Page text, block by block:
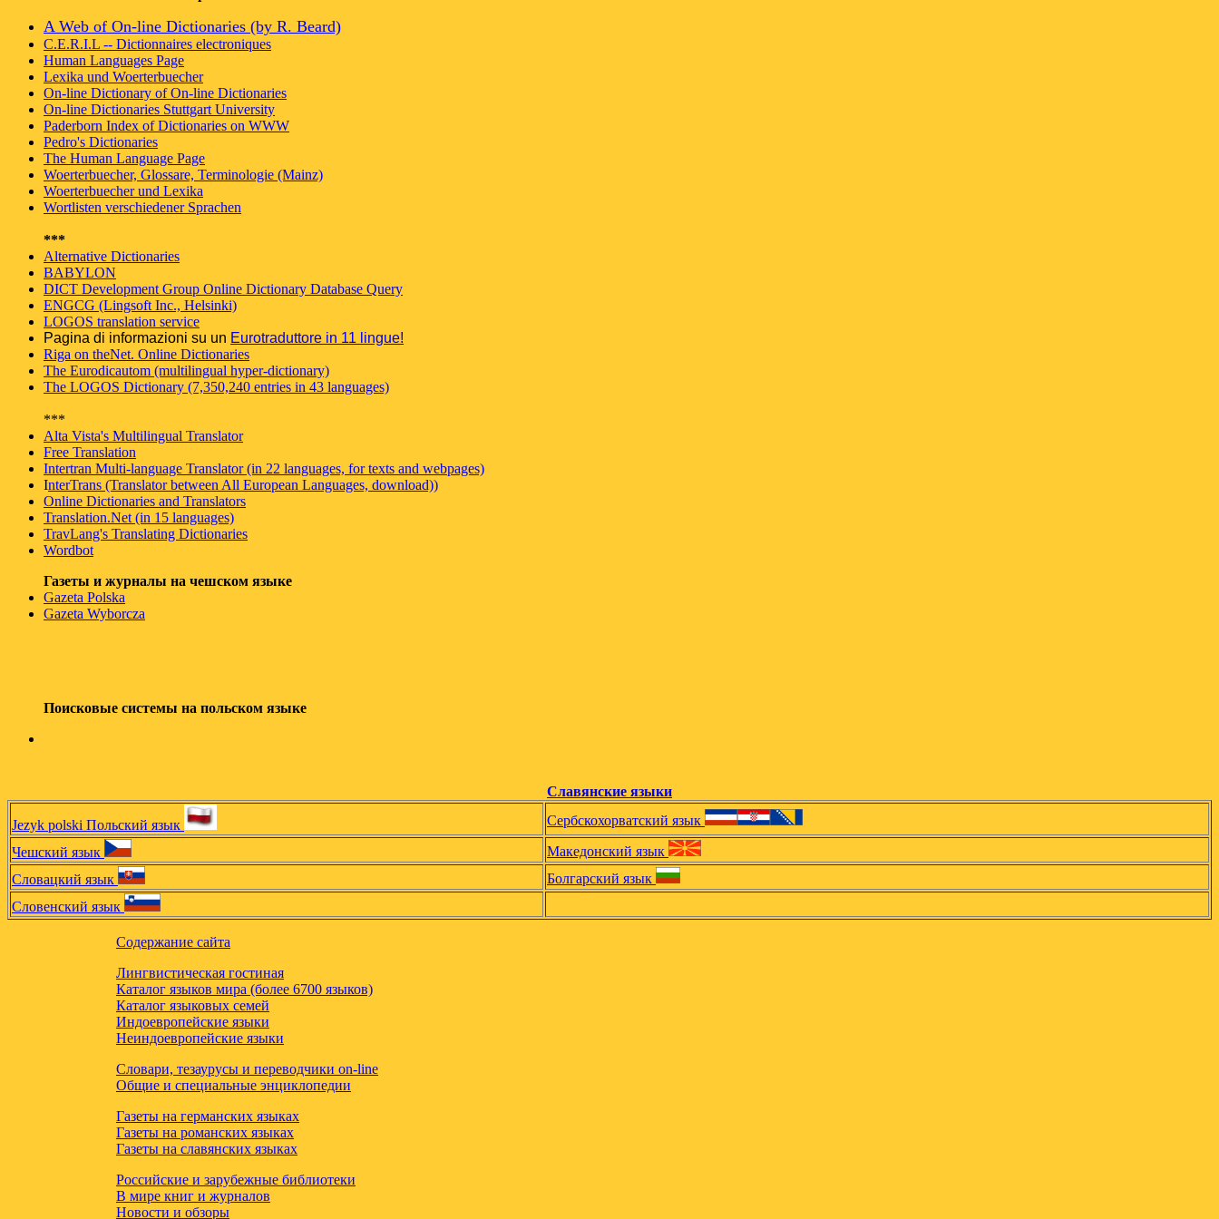
A Web of On-line Dictionaries (by R. Beard)
C.E.R.I.L -- Dictionnaires electroniques
Human Languages Page
Lexika und Woerterbuecher
On-line Dictionary of On-line Dictionaries
On-line Dictionaries Stuttgart University
Paderborn Index of Dictionaries on WWW
Pedro's Dictionaries
The Human Language Page
Woerterbuecher, Glossare, Terminologie (Mainz)
Woerterbuecher und Lexika
Wortlisten verschiedener Sprachen
***
Alternative Dictionaries
BABYLON
DICT Development Group Online Dictionary Database Query
ENGCG (Lingsoft Inc., Helsinki)
LOGOS translation service
Pagina di informazioni su un Eurotraduttore in 11 lingue!
Riga on theNet. Online Dictionaries
The Eurodicautom (multilingual hyper-dictionary)
The LOGOS Dictionary (7,350,240 entries in 43 languages)
***
Alta Vista's Multilingual Translator
Free Translation
Intertran Multi-language Translator (in 22 languages, for texts and webpages)
InterTrans (Translator between All European Languages, download))
Online Dictionaries and Translators
Translation.Net (in 15 languages)
TravLang's Translating Dictionaries
Wordbot
Газеты и журналы на чешском языке
Gazeta Polska
Gazeta Wyborcza
Поисковые системы на польском языке
Славянские языки
Jezyk polski Польский язык Сербскохорватский язык
Чешский язык
Македонский язык
Словацкий язык
Болгарский язык
Словенский язык
Содержание сайта
Лингвистическая гостиная
Каталог языков мира (более 6700 языков)
Каталог языковых семей
Индоевропейские языки
Неиндоевропейские языки
Словари, тезаурусы и переводчики on-line
Общие и специальные энциклопедии
Газеты на германских языках
Газеты на романских языках
Газеты на славянских языках
Российские и зарубежные библиотеки
В мире книг и журналов
Новости и обзоры